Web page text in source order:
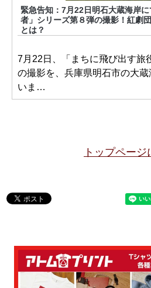
緊急告知：7月22日明石大蔵海岸
者」シリーズ第８弾の撮影！紅劇
とは？
7月22日、「まちに飛び出す旅
の撮影を、兵庫県明石市の大
いま…
トップページ